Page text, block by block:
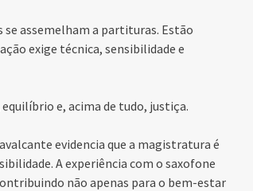
assemelham a partituras. Estão
exige técnica, sensibilidade e
e, acima de tudo, justiça.
evidencia que a magistratura é
A experiência com o saxofone
não apenas para o bem-estar